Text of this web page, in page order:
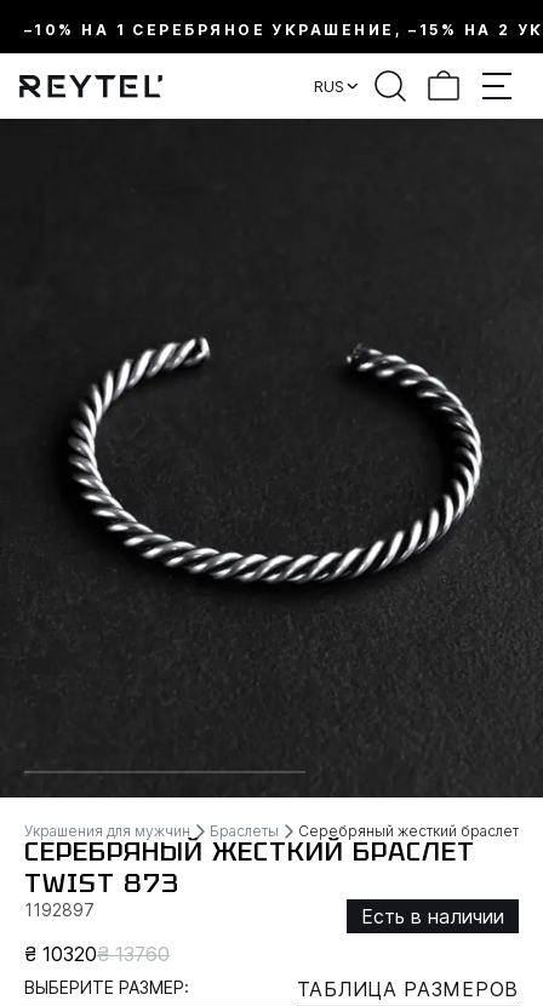
–10% НА 1 СЕРЕБРЯНОЕ УКРАШЕНИЕ, –15% НА 2
RUS
Украшения для мужчин Браслеты Серебряный жесткий браслет
СЕРЕБРЯНЫЙ ЖЕСТКИЙ БРАСЛЕТ
TWIST 873
1192897
Есть в наличии
₴ 10320₴ 13760
ВЫБЕРИТЕ РАЗМЕР:
ТАБЛИЦА РАЗМЕРОВ